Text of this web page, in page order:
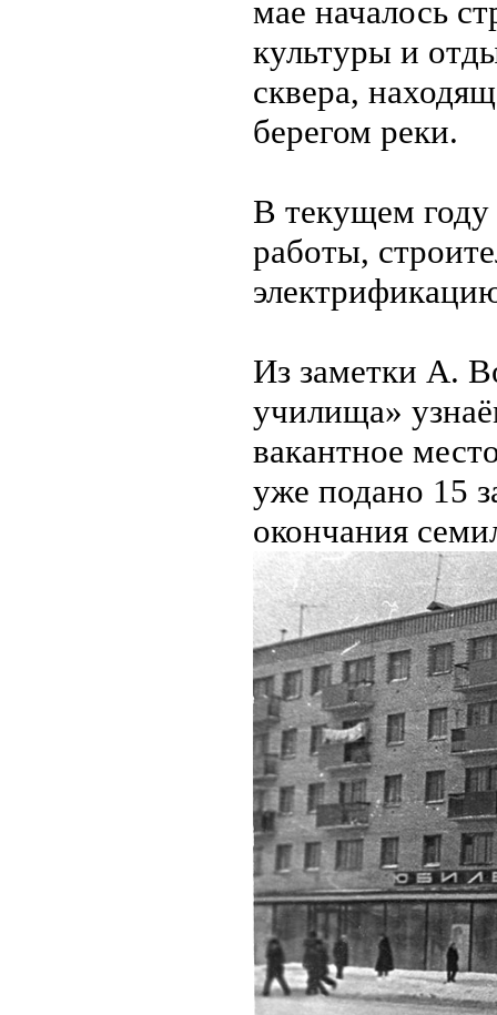
мае началось
культуры и
сквера,
берегом реки.
В текущем году
работы,
Из заметки А.
училища»
вакантное
уже подано 15
окончания